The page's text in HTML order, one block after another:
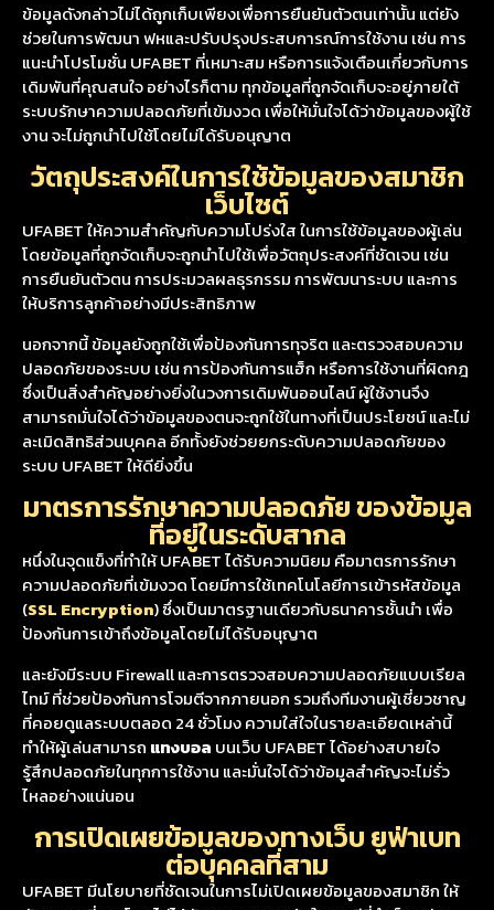
ข้อมูลดังกล่าวไม่ได้ถูกเก็บเพียงเพื่อการยืนยันตัวตนเท่านั้น แต่ยัง
ช่วยในการพัฒนา ฟหและปรับปรุงประสบการณ์การใช้งาน เช่น การ
แนะนำโปรโมชั่น UFABET ที่เหมาะสม หรือการแจ้งเตือนเกี่ยวกับการ
เดิมพันที่คุณสนใจ อย่างไรก็ตาม ทุกข้อมูลที่ถูกจัดเก็บจะอยู่ภายใต้
ระบบรักษาความปลอดภัยที่เข้มงวด เพื่อให้มั่นใจได้ว่าข้อมูลของผู้ใช้
งาน จะไม่ถูกนำไปใช้โดยไม่ได้รับอนุญาต
วัตถุประสงค์ในการใช้ข้อมูลของสมาชิก
เว็บไซต์
UFABET ให้ความสำคัญกับความโปร่งใส ในการใช้ข้อมูลของผู้เล่น
โดยข้อมูลที่ถูกจัดเก็บจะถูกนำไปใช้เพื่อวัตถุประสงค์ที่ชัดเจน เช่น
การยืนยันตัวตน การประมวลผลธุรกรรม การพัฒนาระบบ และการ
ให้บริการลูกค้าอย่างมีประสิทธิภาพ
นอกจากนี้ ข้อมูลยังถูกใช้เพื่อป้องกันการทุจริต และตรวจสอบความ
ปลอดภัยของระบบ เช่น การป้องกันการแฮ็ก หรือการใช้งานที่ผิดกฎ
ซึ่งเป็นสิ่งสำคัญอย่างยิ่งในวงการเดิมพันออนไลน์ ผู้ใช้งานจึง
สามารถมั่นใจได้ว่าข้อมูลของตนจะถูกใช้ในทางที่เป็นประโยชน์ และไม่
ละเมิดสิทธิส่วนบุคคล อีกทั้งยังช่วยยกระดับความปลอดภัยของ
ระบบ UFABET ให้ดียิ่งขึ้น
มาตรการรักษาความปลอดภัย ของข้อมูล
ที่อยู่ในระดับสากล
หนึ่งในจุดแข็งที่ทำให้ UFABET ได้รับความนิยม คือมาตรการรักษา
ความปลอดภัยที่เข้มงวด โดยมีการใช้เทคโนโลยีการเข้ารหัสข้อมูล
(SSL Encryption) ซึ่งเป็นมาตรฐานเดียวกับธนาคารชั้นนำ เพื่อ
ป้องกันการเข้าถึงข้อมูลโดยไม่ได้รับอนุญาต
และยังมีระบบ Firewall และการตรวจสอบความปลอดภัยแบบเรียล
ไทม์ ที่ช่วยป้องกันการโจมตีจากภายนอก รวมถึงทีมงานผู้เชี่ยวชาญ
ที่คอยดูแลระบบตลอด 24 ชั่วโมง ความใส่ใจในรายละเอียดเหล่านี้
ทำให้ผู้เล่นสามารถ แทงบอล บนเว็บ UFABET ได้อย่างสบายใจ
รู้สึกปลอดภัยในทุกการใช้งาน และมั่นใจได้ว่าข้อมูลสำคัญจะไม่รั่ว
ไหลอย่างแน่นอน
การเปิดเผยข้อมูลของทางเว็บ ยูฟ่าเบท
ต่อบุคคลที่สาม
UFABET มีนโยบายที่ชัดเจนในการไม่เปิดเผยข้อมูลของสมาชิก ให้